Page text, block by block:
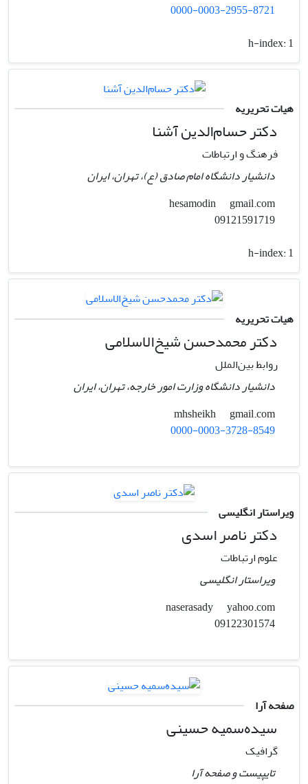
0000-0003-2955-8721
h-index:1
هیات تحریریه
دکتر حسام‌الدین آشنا
فرهنگ و ارتباطات
دانشیار دانشگاه امام صادق (ع)، تهران، ایران
gmail.com
h-index:1
هیات تحریریه
دکتر محمدحسن شیخ‌الاسلامی
روابط بین‌الملل
دانشیار دانشگاه وزارت امور خارجه، تهران، ایران
gmail.com
0000-0003-3728-8549
ویراستار انگلیسی
دکتر ناصر اسدی
علوم ارتباطات
ویراستار انگلیسی
yahoo.com
صفحه آرا
سیده‌سمیه حسینی
گرافیک
تایپیست و صفحه آرا